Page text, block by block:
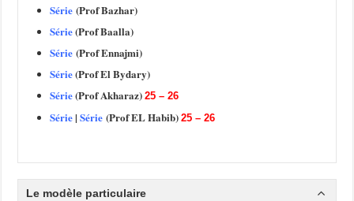
Série (Prof Bazhar)
Série(Prof Baalla)
Série (Prof Ennajmi)
Série(Prof El Bydary)
Série(Prof Akharaz)25 – 26
Série|Série (Prof EL Habib)25 – 26
Le modèle particulaire